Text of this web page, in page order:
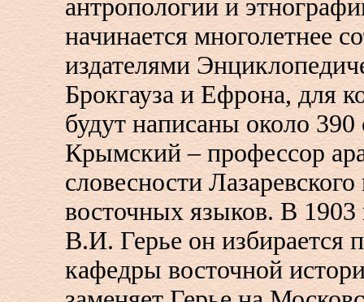
антропологии и
начинается многолетнее
издателями
Брокгауза и Ефрона, для
будут написаны около 390
Крымский – профессор
словесности Лазаревского
восточных языков. В
В.И. Герье он избирается
кафедры восточной